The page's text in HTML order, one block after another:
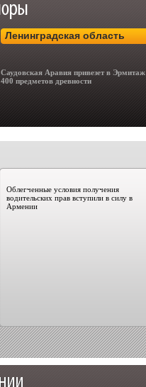
Ленинградская область
Саудовская Аравия привезет в Эрмитаж
400 предметов древности
Облегченные условия получения
водительских прав вступили в силу в
Армении